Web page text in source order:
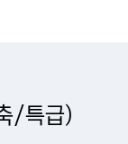
/특급)